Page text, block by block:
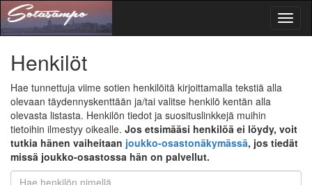
Henkilöt
Hae tunnettuja viime sotien henkilöitä kirjoittamalla tekstiä alla
olevaan täydennyskenttään ja/tai valitse henkilö kentän alla
olevasta listasta. Henkilön tiedot ja suosituslinkkejä muihin
tietoihin ilmestyy oikealle. Jos etsimääsi henkilöä ei löydy, voit
tutkia hänen vaiheitaan joukko-osastonäkymässä, jos tiedät
missä joukko-osastossa hän on palvellut.